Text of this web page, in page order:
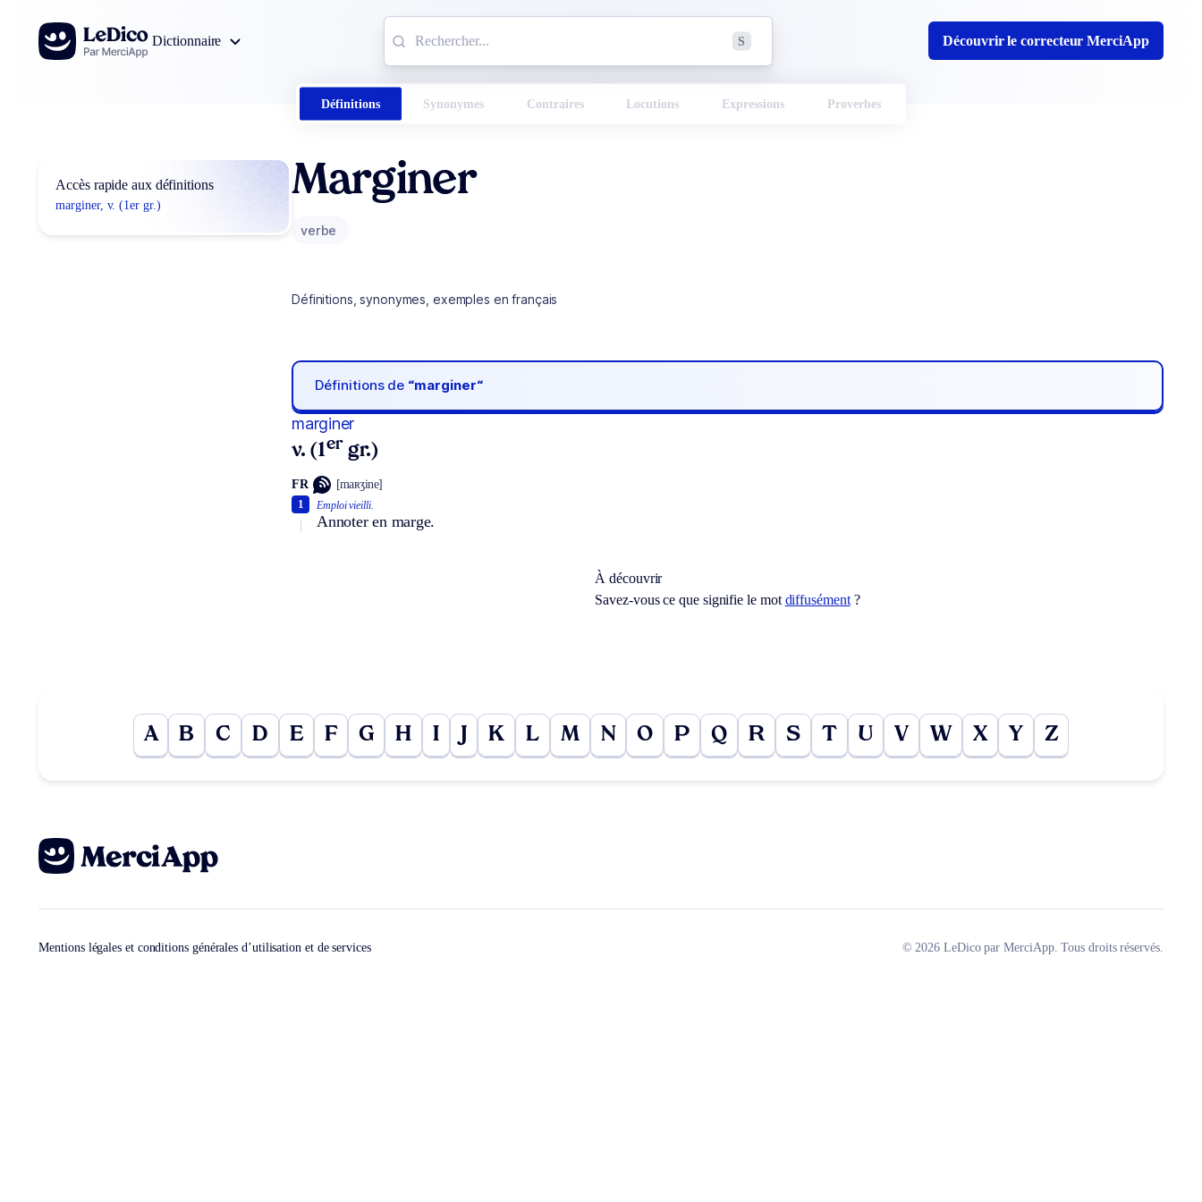
Aller au contenu
Dictionnaire
S Découvrir le correcteur MerciApp
Définitions Synonymes Contraires Locutions Expressions Proverbes
Accès rapide aux définitions
marginer, v. (1er gr.)
Marginer
verbe
Définitions, synonymes, exemples en français
Définitions de “marginer“
marginer
v. (1er gr.)
FR [maʀʒine]
Emploi vieilli.
Annoter en marge.
1
À découvrir
Savez-vous ce que signifie le mot diffusément?
A B C D E F G H I J K L M N O P Q R S T U V W X Y Z
Mentions légales et conditions générales d’utilisation et de services © 2026 LeDico par MerciApp. Tous droits réservés.